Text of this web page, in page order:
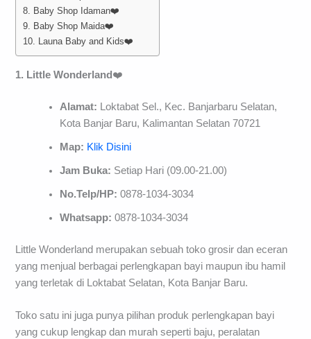
8. Baby Shop Idaman❤️
9. Baby Shop Maida❤️
10. Launa Baby and Kids❤️
1. Little Wonderland ❤️
Alamat:
Loktabat Sel., Kec. Banjarbaru Selatan,
Kota Banjar Baru, Kalimantan Selatan 70721
Map: Klik Disini
Jam Buka: Setiap Hari (09.00-21.00)
No.Telp/HP:0878-1034-3034
Whatsapp:0878-1034-3034
Little Wonderland merupakan sebuah toko grosir dan eceran
yang menjual berbagai perlengkapan bayi maupun ibu hamil
yang terletak di Loktabat Selatan, Kota Banjar Baru.
Toko satu ini juga punya pilihan produk perlengkapan bayi
yang cukup lengkap dan murah seperti baju, peralatan